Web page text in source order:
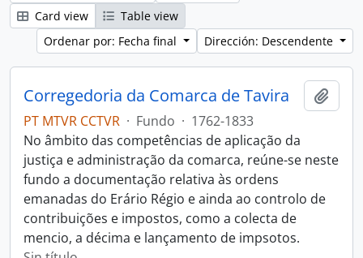
Card view
Table view
Ordenar por: Fecha final
Dirección: Descendente
Corregedoria da Comarca de Tavira
PT MTVR CCTVR · Fundo · 1762-1833
No âmbito das competências de aplicação da
justiça e administração da comarca, reúne-se neste
fundo a documentação relativa às ordens
emanadas do Erário Régio e ainda ao controlo de
contribuições e impostos, como a colecta de
mencio, a décima e lançamento de impsotos.